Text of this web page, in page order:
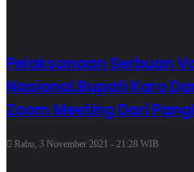
Pelaksanaan Serbuan
Nasional,Bupati Karo
Zoom Meeting Dari
Rabu, 3 November 2021 - 21:28 WIB